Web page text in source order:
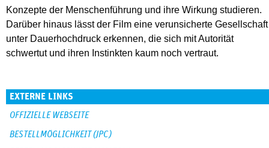
Konzepte der Menschenführung und ihre Wirkung studieren.
Darüber hinaus lässt der Film eine verunsicherte Gesellschaft
unter Dauerhochdruck erkennen, die sich mit Autorität
schwertut und ihren Instinkten kaum noch vertraut.
EXTERNE LINKS
OFFIZIELLE WEBSEITE
BESTELLMÖGLICHKEIT (JPC)